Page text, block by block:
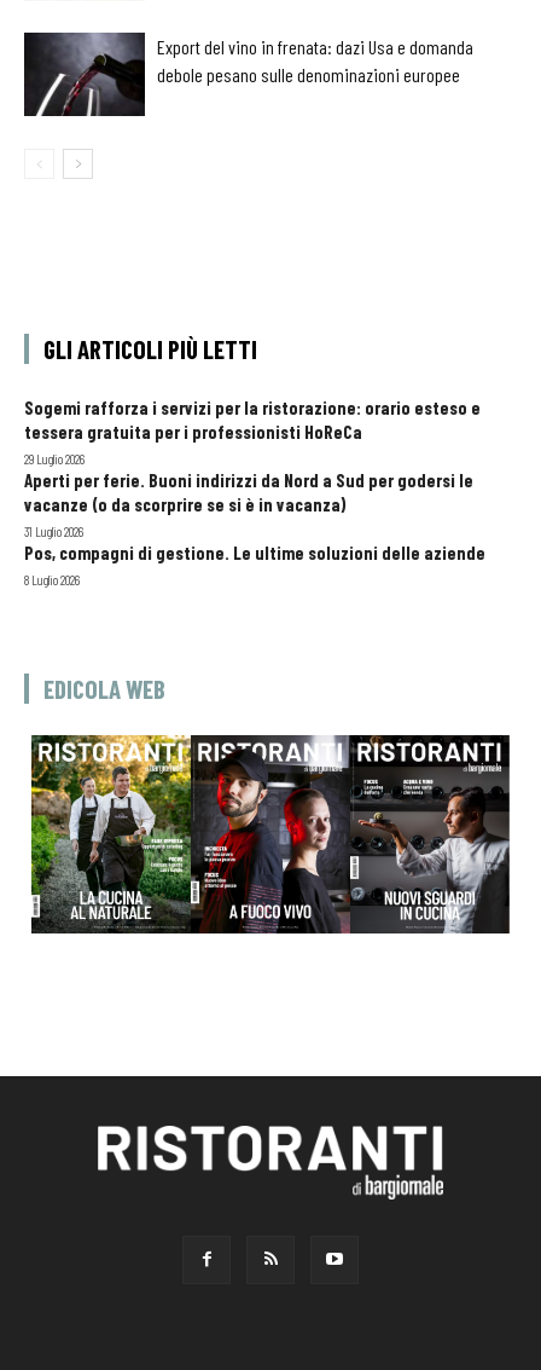
Export del vino in frenata: dazi Usa e domanda
debole pesano sulle denominazioni europee
GLI ARTICOLI PIÙ LETTI
Sogemi rafforza i servizi per la ristorazione: orario esteso e
tessera gratuita per i professionisti HoReCa
29 Luglio 2026
Aperti per ferie. Buoni indirizzi da Nord a Sud per godersi le
vacanze (o da scorprire se si è in vacanza)
31 Luglio 2026
Pos, compagni di gestione. Le ultime soluzioni delle aziende
8 Luglio 2026
EDICOLA WEB